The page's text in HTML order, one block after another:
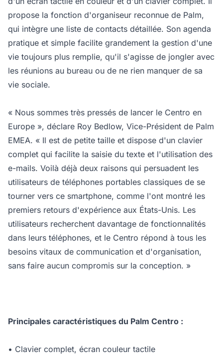
propose la fonction d'organiseur reconnue de Palm,
qui intègre une liste de contacts détaillée. Son agenda
pratique et simple facilite grandement la gestion d'une
vie toujours plus remplie, qu'il s'agisse de jongler avec
les réunions au bureau ou de ne rien manquer de sa
vie sociale.
« Nous sommes très pressés de lancer le Centro en
Europe », déclare Roy Bedlow, Vice-Président de Palm
EMEA. « Il est de petite taille et dispose d'un clavier
complet qui facilite la saisie du texte et l'utilisation des
e-mails. Voilà déjà deux raisons qui persuadent les
utilisateurs de téléphones portables classiques de se
tourner vers ce smartphone, comme l'ont montré les
premiers retours d'expérience aux États-Unis. Les
utilisateurs recherchent davantage de fonctionnalités
dans leurs téléphones, et le Centro répond à tous les
besoins vitaux de communication et d'organisation,
sans faire aucun compromis sur la conception. »
Principales caractéristiques du Palm Centro :
• Clavier complet, écran couleur tactile